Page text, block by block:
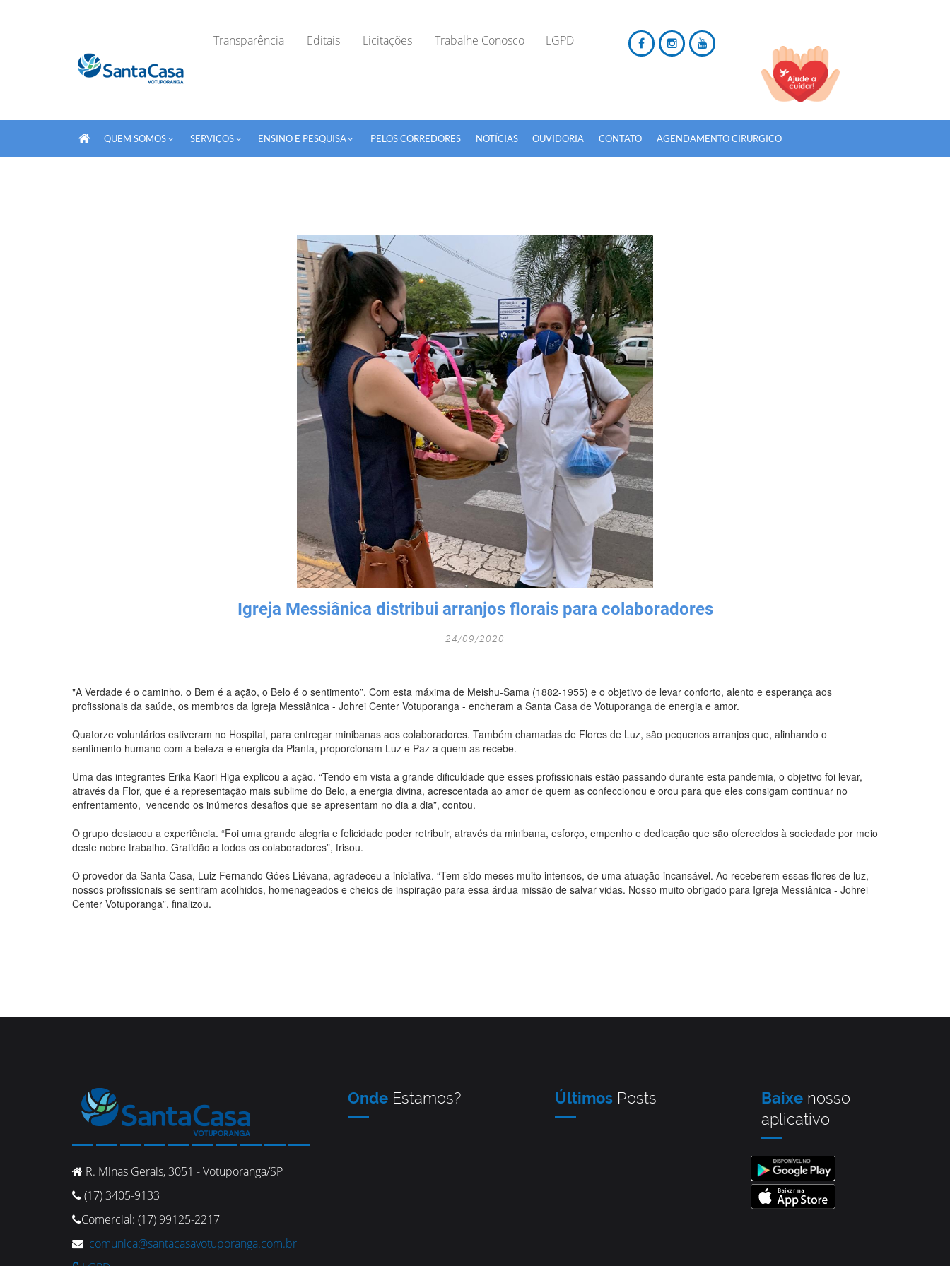
Transparência Editais Licitações Trabalhe Conosco LGPD
TODOS OS CAMPOS SÃO OBRIGATÓRIOS.
QUEM SOMOS SERVIÇOS ENSINO E PESQUISA PELOS CORREDORES NOTÍCIAS OUVIDORIA CONTATO AGENDAMENTO CIRURGICO
Igreja Messiânica distribui arranjos florais para colaboradores
24/09/2020
"A Verdade é o caminho, o Bem é a ação, o Belo é o sentimento”. Com esta máxima de Meishu-Sama (1882-1955) e o objetivo de levar conforto, alento e esperança aos
profissionais da saúde, os membros da Igreja Messiânica - Johrei Center Votuporanga - encheram a Santa Casa de Votuporanga de energia e amor.
Quatorze voluntários estiveram no Hospital, para entregar minibanas aos colaboradores. Também chamadas de Flores de Luz, são pequenos arranjos que, alinhando o
sentimento humano com a beleza e energia da Planta, proporcionam Luz e Paz a quem as recebe.
Uma das integrantes Erika Kaori Higa explicou a ação. “Tendo em vista a grande dificuldade que esses profissionais estão passando durante esta pandemia, o objetivo foi levar,
através da Flor, que é a representação mais sublime do Belo, a energia divina, acrescentada ao amor de quem as confeccionou e orou para que eles consigam continuar no
enfrentamento, vencendo os inúmeros desafios que se apresentam no dia a dia”, contou.
O grupo destacou a experiência. “Foi uma grande alegria e felicidade poder retribuir, através da minibana, esforço, empenho e dedicação que são oferecidos à sociedade por meio
deste nobre trabalho. Gratidão a todos os colaboradores”, frisou.
O provedor da Santa Casa, Luiz Fernando Góes Liévana, agradeceu a iniciativa. “Tem sido meses muito intensos, de uma atuação incansável. Ao receberem essas flores de luz,
nossos profissionais se sentiram acolhidos, homenageados e cheios de inspiração para essa árdua missão de salvar vidas. Nosso muito obrigado para Igreja Messiânica - Johrei
Center Votuporanga”, finalizou.
R. Minas Gerais, 3051 - Votuporanga/SP
(17) 3405-9133
Comercial: (17) 99125-2217
comunica@santacasavotuporanga.com.br
Onde Estamos? ÚltimosPosts Baixe nosso
aplicativo